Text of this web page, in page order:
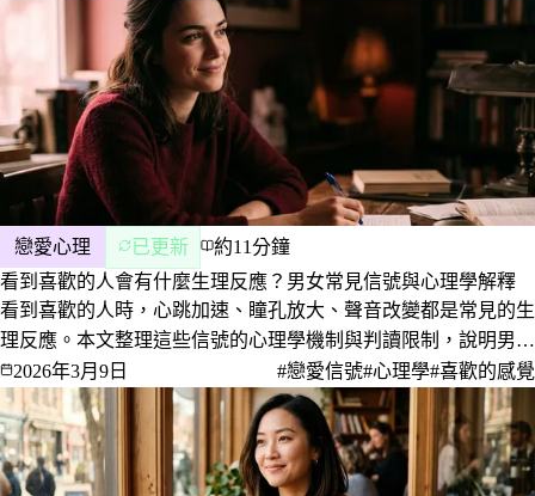
的真正途徑，以及買之前該知道的事。
戀愛心理 已更新
約11分鐘
看到喜歡的人會有什麼生理反應？男女常見信號與心理學解釋
看到喜歡的人時，心跳加速、瞳孔放大、聲音改變都是常見的生
理反應。本文整理這些信號的心理學機制與判讀限制，說明男女
反應差在哪、生理性喜歡是什麼、會不會消失，以及為什麼身體
常常比意識先知道答案。
2026年3月9日 #戀愛信號#心理學#喜歡的感覺